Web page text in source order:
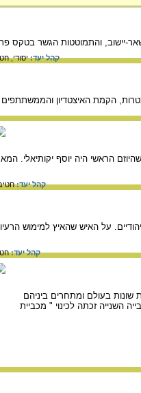
קהל יעד:יסודי,
של כינוס עולמי של כל הספורטאים היהודים - שכונה 'מכבייה' - הועלה במחצית השנייה של
קהל יעד:
מעין משחקים אולימפיים יהודיים. על האיש
קהל יעד:
שונות בעולם ומתחרים ביניהם
השנייה זכתה לכינוי " מכביית